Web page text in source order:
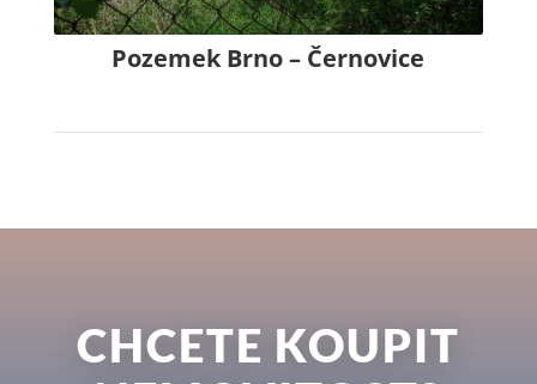
Pozemek Brno – Černovice
CHCETE KOUPIT